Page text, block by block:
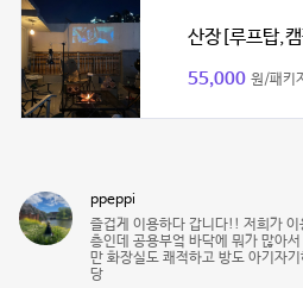
산장[루프탑,
55,000 원/패키
ppeppi
즐겁게 이용하다 갑니다!! 저희가
층인데 공용부엌 바닥에 뭐가 많아
만 화장실도 쾌적하고 방도 아기자
당